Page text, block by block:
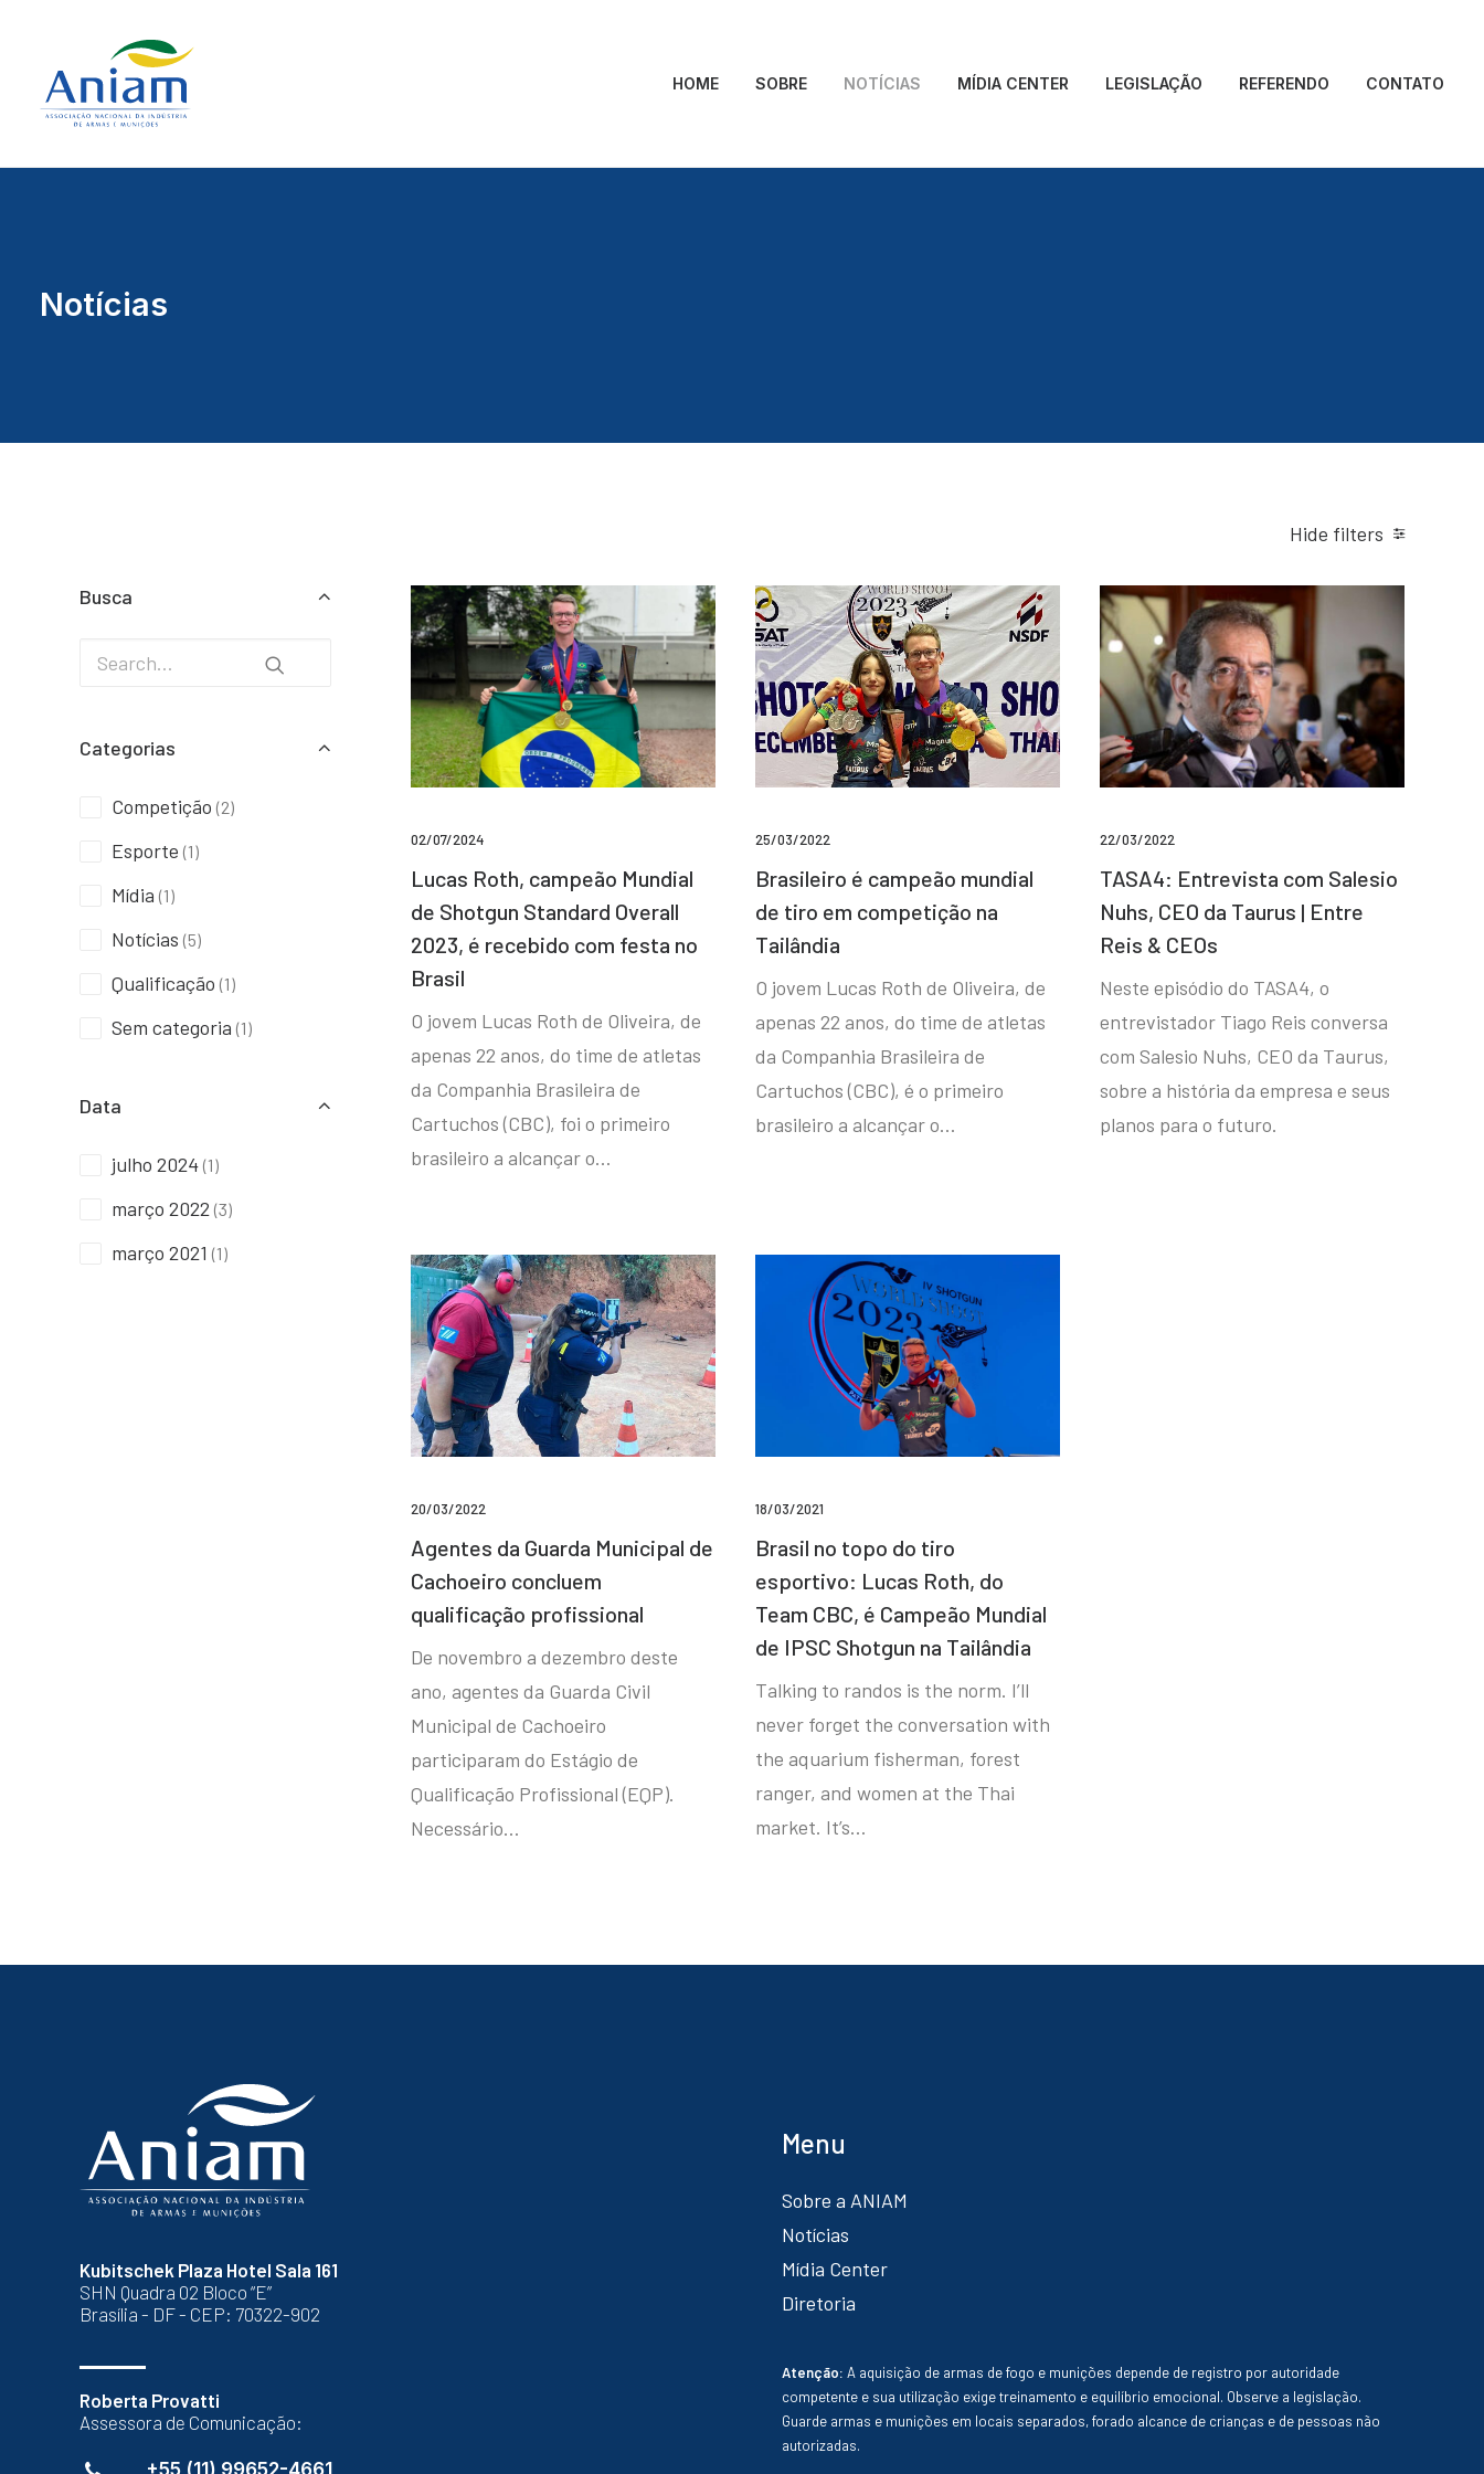
HOME SOBRE NOTÍCIAS MÍDIA CENTER LEGISLAÇÃO REFERENDO CONTATO
Notícias
Hide filters
Busca
Categorias
Competição (2)
Esporte (1)
Mídia (1)
Notícias (5)
Qualificação (1)
Sem categoria (1)
Data
julho 2024 (1)
março 2022 (3)
março 2021 (1)
02/07/2024
Lucas Roth, campeão Mundial
de Shotgun Standard Overall
2023, é recebido com festa no
Brasil
O jovem Lucas Roth de Oliveira, de
apenas 22 anos, do time de atletas
da Companhia Brasileira de
Cartuchos (CBC), foi o primeiro
brasileiro a alcançar o…
25/03/2022
Brasileiro é campeão mundial
de tiro em competição na
Tailândia
O jovem Lucas Roth de Oliveira, de
apenas 22 anos, do time de atletas
da Companhia Brasileira de
Cartuchos (CBC), é o primeiro
brasileiro a alcançar o…
22/03/2022
TASA4: Entrevista com Salesio
Nuhs, CEO da Taurus | Entre
Reis & CEOs
Neste episódio do TASA4, o
entrevistador Tiago Reis conversa
com Salesio Nuhs, CEO da Taurus,
sobre a história da empresa e seus
planos para o futuro.
20/03/2022
Agentes da Guarda Municipal de
Cachoeiro concluem
qualificação profissional
De novembro a dezembro deste
ano, agentes da Guarda Civil
Municipal de Cachoeiro
participaram do Estágio de
Qualificação Profissional (EQP).
Necessário…
18/03/2021
Brasil no topo do tiro
esportivo: Lucas Roth, do
Team CBC, é Campeão Mundial
de IPSC Shotgun na Tailândia
Talking to randos is the norm. I’ll
never forget the conversation with
the aquarium fisherman, forest
ranger, and women at the Thai
market. It’s…
Kubitschek Plaza Hotel Sala 161
SHN Quadra 02 Bloco “E”
Brasília - DF - CEP: 70322-902
Roberta Provatti
Assessora de Comunicação:
+55 (11) 99652-4661
Menu
Sobre a ANIAM
Notícias
Mídia Center
Diretoria
Atenção: A aquisição de armas de fogo e munições depende de registro por autoridade
competente e sua utilização exige treinamento e equilíbrio emocional. Observe a legislação.
Guarde armas e munições em locais separados, forado alcance de crianças e de pessoas não
autorizadas.